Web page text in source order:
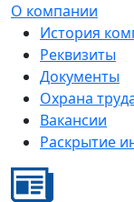
О компании
История
Реквизиты
Документы
Охрана
Вакансии
Раскрытие